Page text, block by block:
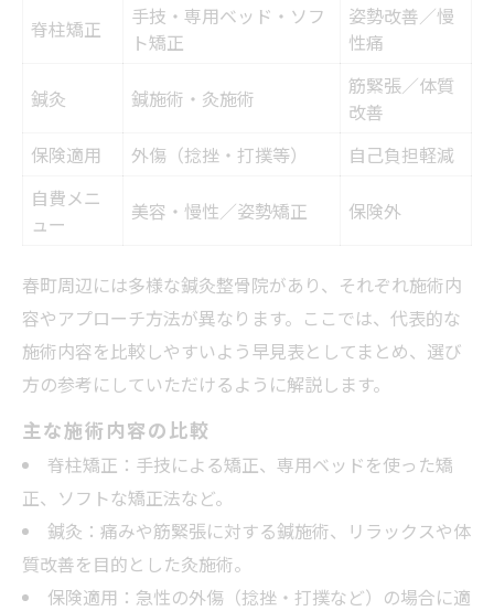
脊柱矯正
手技・専用ベッド・ソフ
ト矯正
姿勢改善／慢
性痛
鍼灸 鍼施術・灸施術
筋緊張／体質
改善
保険適用
外傷（捻挫・打撲等）
自己負担軽減
自費メニ
ュー
美容・慢性／姿勢矯正 保険外
春町周辺には多様な鍼灸整骨院があり、それぞれ施術内
容やアプローチ方法が異なります。ここでは、代表的な
施術内容を比較しやすいよう早見表としてまとめ、選び
方の参考にしていただけるように解説します。
主な施術内容の比較
脊柱矯正：手技による矯正、専用ベッドを使った矯
正、ソフトな矯正法など。
鍼灸：痛みや筋緊張に対する鍼施術、リラックスや体
質改善を目的とした灸施術。
保険適用：急性の外傷（捻挫・打撲など）の場合に適